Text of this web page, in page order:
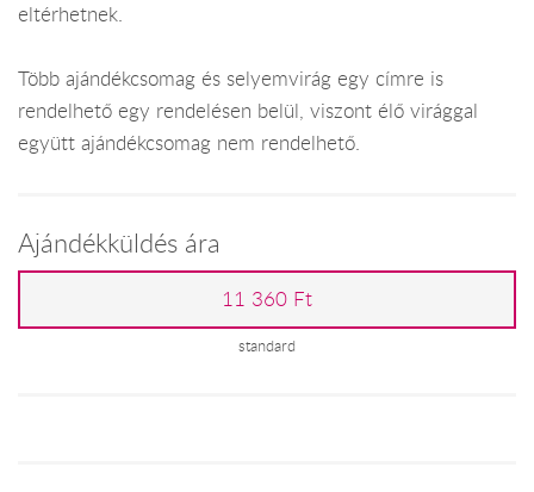
eltérhetnek.
Több ajándékcsomag és selyemvirág egy címre is
rendelhető egy rendelésen belül, viszont élő virággal
együtt ajándékcsomag nem rendelhető.
Ajándékküldés ára
11 360 Ft
standard